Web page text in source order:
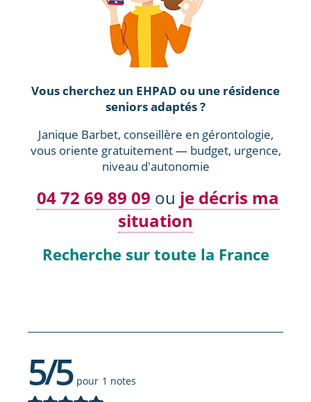
Vous cherchez un EHPAD ou une résidence
seniors adaptés ?
Janique Barbet, conseillère en gérontologie,
vous oriente gratuitement — budget, urgence,
niveau d'autonomie
04 72 69 89 09 ou je décris ma
situation
Recherche sur toute la France
5/5pour 1 notes